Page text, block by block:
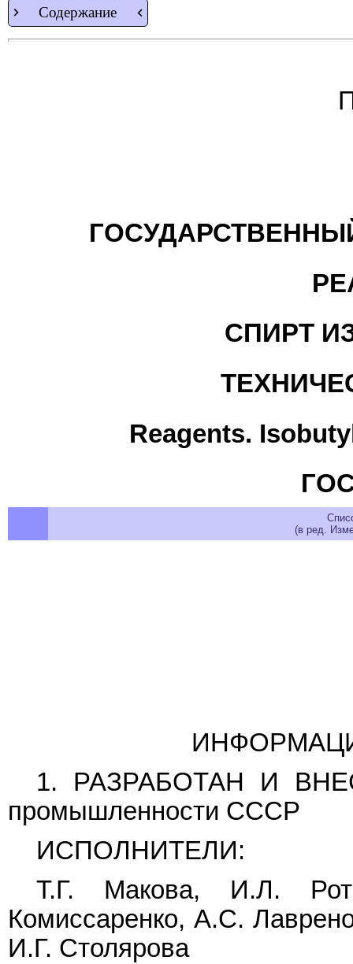
Содержание
СПИРТ
Reagents.
(в ред.
1. РАЗРАБОТАН И
промышленности СССР
ИСПОЛНИТЕЛИ:
Т.Г. Макова, И.Л.
Комиссаренко, А.С.
И.Г. Столярова